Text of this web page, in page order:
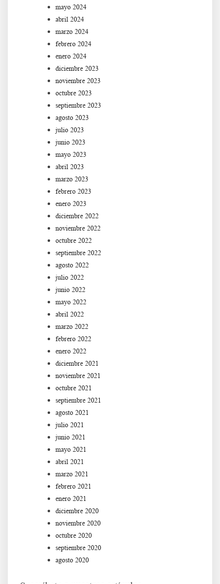
mayo 2024
abril 2024
marzo 2024
febrero 2024
enero 2024
diciembre 2023
noviembre 2023
octubre 2023
septiembre 2023
agosto 2023
julio 2023
junio 2023
mayo 2023
abril 2023
marzo 2023
febrero 2023
enero 2023
diciembre 2022
noviembre 2022
octubre 2022
septiembre 2022
agosto 2022
julio 2022
junio 2022
mayo 2022
abril 2022
marzo 2022
febrero 2022
enero 2022
diciembre 2021
noviembre 2021
octubre 2021
septiembre 2021
agosto 2021
julio 2021
junio 2021
mayo 2021
abril 2021
marzo 2021
febrero 2021
enero 2021
diciembre 2020
noviembre 2020
octubre 2020
septiembre 2020
agosto 2020